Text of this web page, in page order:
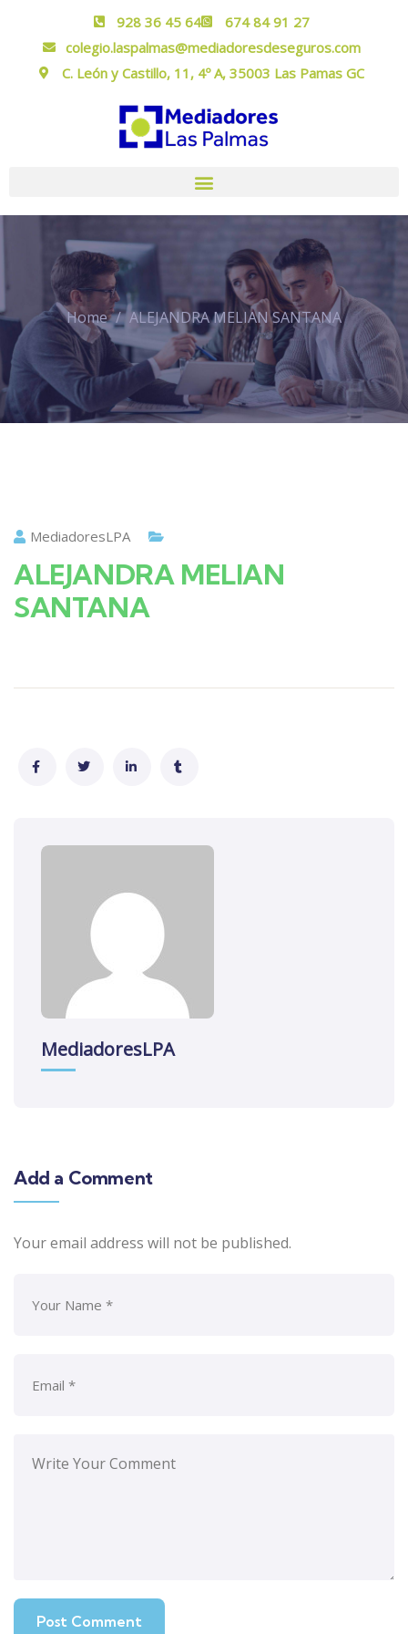
928 36 45 64
674 84 91 27
colegio.laspalmas@mediadoresdeseguros.com
C. León y Castillo, 11, 4º A, 35003 Las Pamas GC
Home ALEJANDRA MELIAN SANTANA
MediadoresLPA
ALEJANDRA MELIAN
SANTANA
MediadoresLPA
Add a Comment
Your email address will not be published.